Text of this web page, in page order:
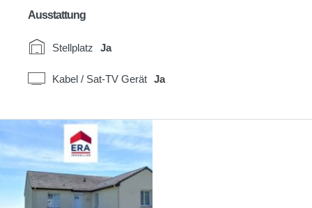
Ausstattung
Stellplatz Ja
Kabel / Sat-TV Gerät Ja